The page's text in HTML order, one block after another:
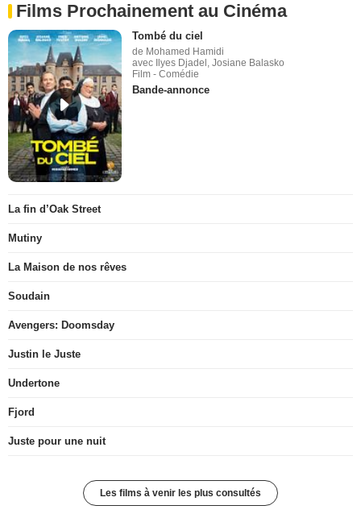
Films Prochainement au Cinéma
Tombé du ciel
de Mohamed Hamidi
avec Ilyes Djadel, Josiane Balasko
Film - Comédie
Bande-annonce
La fin d’Oak Street
Mutiny
La Maison de nos rêves
Soudain
Avengers: Doomsday
Justin le Juste
Undertone
Fjord
Juste pour une nuit
Les films à venir les plus consultés